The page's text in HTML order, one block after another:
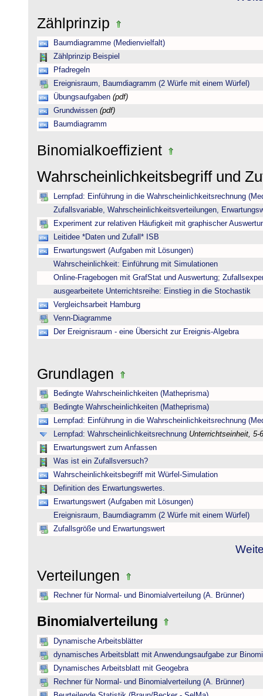
Zählprinzip
Baumdiagramme (Medienvielfalt)
Zählprinzip Beispiel
Pfadregeln
Ereignisraum, Baumdiagramm (2 Würfe mit einem Würfel)
Übungsaufgaben (pdf)
Grundwissen (pdf)
Baumdiagramm
Binomialkoeffizient
Wahrscheinlichkeitsbegriff und
Lernpfad: Einführung in die Wahrscheinlichkeitsrechnung
Zufallsvariable, Wahrscheinlichkeitsverteilungen,
Experiment zur relativen Häufigkeit mit graphischer
Leitidee *Daten und Zufall* ISB
Erwartungswert (Aufgaben mit Lösungen)
Wahrscheinlichkeit: Einführung mit Simulationen
Online-Fragebogen mit GrafStat und Auswertung;
ausgearbeitete Unterrichtsreihe: Einstieg in die Stochastik
Vergleichsarbeit Hamburg
Venn-Diagramme
Der Ereignisraum - eine Übersicht zur Ereignis-Algebra
Grundlagen
Bedingte Wahrscheinlichkeiten (Matheprisma)
Bedingte Wahrscheinlichkeiten (Matheprisma)
Lernpfad: Einführung in die Wahrscheinlichkeitsrechnung
Lernpfad: Wahrscheinlichkeitsrechnung Unterrichtseinheit, 5-
Erwartungswert zum Anfassen
Was ist ein Zufallsversuch?
Wahrscheinlichkeitsbegriff mit Würfel-Simulation
Definition des Erwartungswertes.
Erwartungswert (Aufgaben mit Lösungen)
Ereignisraum, Baumdiagramm (2 Würfe mit einem Würfel)
Zufallsgröße und Erwartungswert
Verteilungen
Rechner für Normal- und Binomialverteilung (A. Brünner)
Binomialverteilung
Dynamische Arbeitsblätter
dynamisches Arbeitsblatt mit Anwendungsaufgabe zur
Dynamisches Arbeitsblatt mit Geogebra
Rechner für Normal- und Binomialverteilung (A. Brünner)